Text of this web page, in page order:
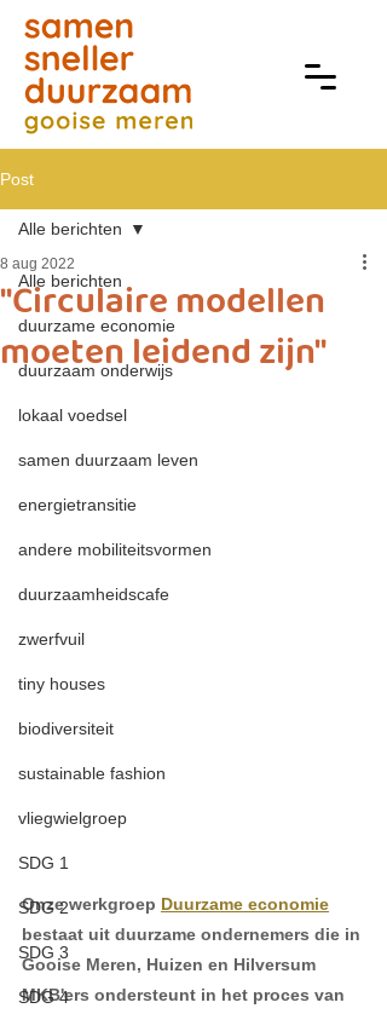
Post
Alle berichten
duurzame economie
duurzaam onderwijs
lokaal voedsel
samen duurzaam leven
energietransitie
andere mobiliteitsvormen
duurzaamheidscafe
zwerfvuil
tiny houses
biodiversiteit
sustainable fashion
vliegwielgroep
SDG 1
SDG 2
SDG 3
SDG 4
Alle berichten
"Circulaire modellen
moeten leidend zijn"
8 aug 2022
Onze werkgroep Duurzame economie
bestaat uit duurzame ondernemers die in
Gooise Meren, Huizen en Hilversum
MKB'ers ondersteunt in het proces van